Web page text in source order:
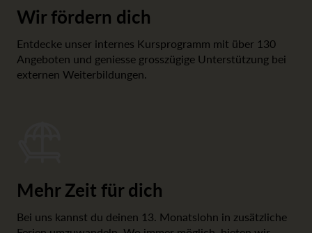
Wir fördern dich
Entdecke unser internes Kursprogramm mit über 130
Angeboten und geniesse grosszügige Unterstützung bei
externen Weiterbildungen.
Mehr Zeit für dich
Bei uns kannst du deinen 13. Monatslohn in zusätzliche